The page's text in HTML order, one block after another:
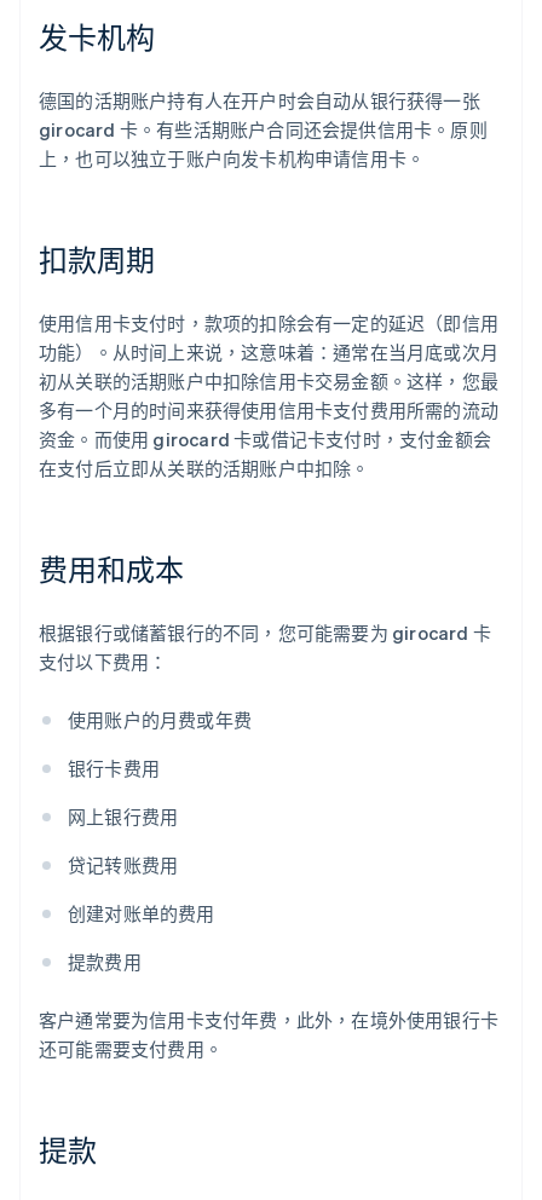
发卡机构
德国的活期账户持有人在开户时会自动从银行获得一张
girocard 卡。有些活期账户合同还会提供信用卡。原则
上，也可以独立于账户向发卡机构申请信用卡。
扣款周期
使用信用卡支付时，款项的扣除会有一定的延迟（即信用
功能）。从时间上来说，这意味着：通常在当月底或次月
初从关联的活期账户中扣除信用卡交易金额。这样，您最
多有一个月的时间来获得使用信用卡支付费用所需的流动
资金。而使用 girocard 卡或借记卡支付时，支付金额会
在支付后立即从关联的活期账户中扣除。
费用和成本
根据银行或储蓄银行的不同，您可能需要为 girocard 卡
支付以下费用：
使用账户的月费或年费
银行卡费用
网上银行费用
贷记转账费用
创建对账单的费用
提款费用
客户通常要为信用卡支付年费，此外，在境外使用银行卡
还可能需要支付费用。
提款